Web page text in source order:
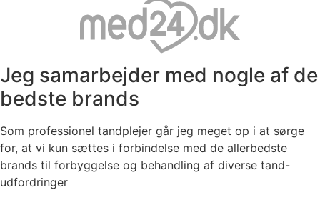
Jeg samarbejder med nogle af de
bedste brands
Som professionel tandplejer går jeg meget op i at sørge
for, at vi kun sættes i forbindelse med de allerbedste
brands til forbyggelse og behandling af diverse tand-
udfordringer